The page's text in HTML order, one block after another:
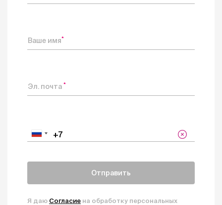
Ваше имя*
Эл. почта *
Отправить
Я даю Согласие на обработку персональных